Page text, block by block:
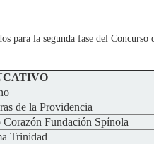
para la segunda fase del
de la Providencia
Corazón Fundación Spínola
Trinidad